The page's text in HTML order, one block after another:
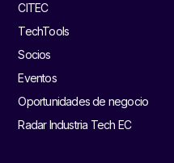
CITEC
TechTools
Socios
Eventos
Oportunidades de negocio
Radar Industria Tech EC